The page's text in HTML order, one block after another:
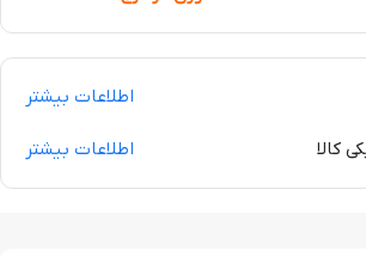
اطلاعات بیشتر
کالا اطلاعات بیشتر